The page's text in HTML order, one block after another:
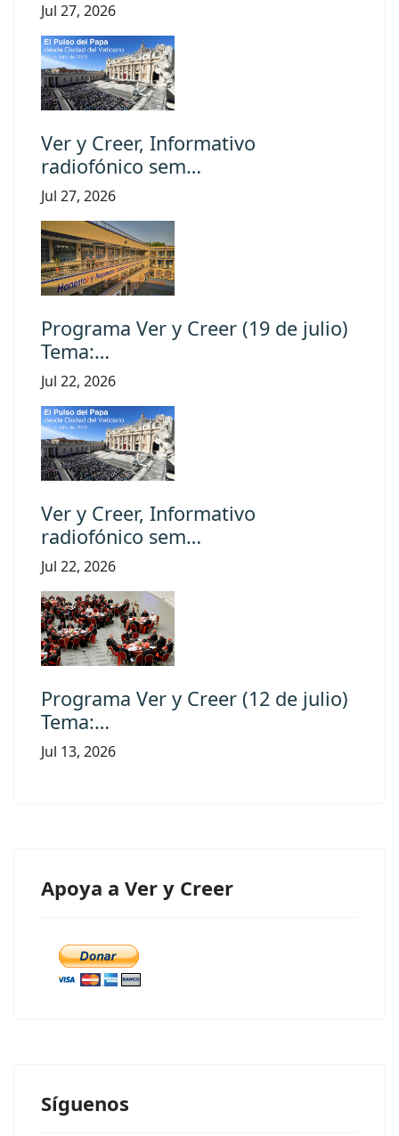
Jul 27, 2026
Ver y Creer, Informativo
radiofónico sem…
Jul 27, 2026
Programa Ver y Creer (19 de julio)
Tema:…
Jul 22, 2026
Ver y Creer, Informativo
radiofónico sem…
Jul 22, 2026
Programa Ver y Creer (12 de julio)
Tema:…
Jul 13, 2026
Apoya a Ver y Creer
Síguenos